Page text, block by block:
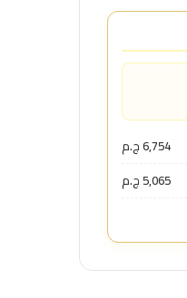
6,754 ج.م
5,065 ج.م